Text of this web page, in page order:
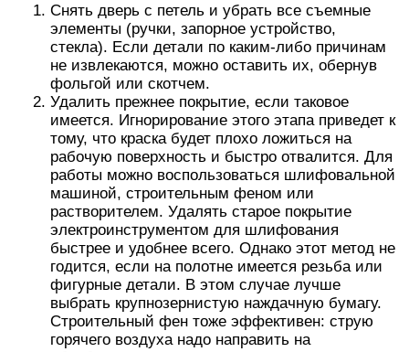
Снять дверь с петель и убрать все съемные
элементы (ручки, запорное устройство,
стекла). Если детали по каким-либо причинам
не извлекаются, можно оставить их, обернув
фольгой или скотчем.
Удалить прежнее покрытие, если таковое
имеется. Игнорирование этого этапа приведет к
тому, что краска будет плохо ложиться на
рабочую поверхность и быстро отвалится. Для
работы можно воспользоваться шлифовальной
машиной, строительным феном или
растворителем. Удалять старое покрытие
электроинструментом для шлифования
быстрее и удобнее всего. Однако этот метод не
годится, если на полотне имеется резьба или
фигурные детали. В этом случае лучше
выбрать крупнозернистую наждачную бумагу.
Строительный фен тоже эффективен: струю
горячего воздуха надо направить на